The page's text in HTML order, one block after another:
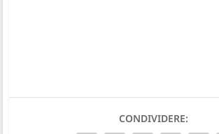
CONDIVIDERE: